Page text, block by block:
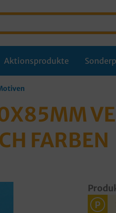
Aktionsprodukte
FARBEN
P